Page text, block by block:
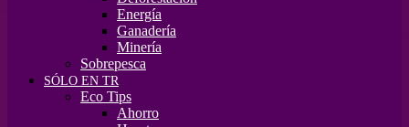
Energía
Ganadería
Minería
Sobrepesca
SÓLO EN TR
Eco Tips
Ahorro